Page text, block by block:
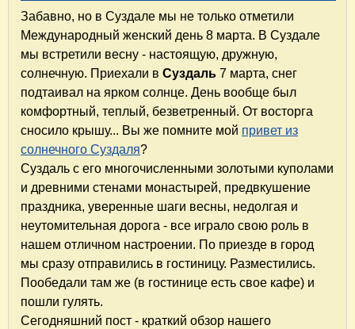
Забавно, но в Суздале мы не только отметили
Международный женский день 8 марта. В Суздале
мы встретили весну - настоящую, дружную,
солнечную. Приехали в Суздаль 7 марта, снег
подтаивал на ярком солнце. День вообще был
комфортный, теплый, безветренный. От восторга
сносило крышу... Вы же помните мой привет из
солнечного Суздаля?
Суздаль с его многочисленными золотыми куполами
и древними стенами монастырей, предвкушение
праздника, уверенные шаги весны, недолгая и
неутомительная дорога - все играло свою роль в
нашем отличном настроении. По приезде в город
мы сразу отправились в гостиницу. Разместились.
Пообедали там же (в гостинице есть свое кафе) и
пошли гулять.
Сегодняшний пост - краткий обзор нашего